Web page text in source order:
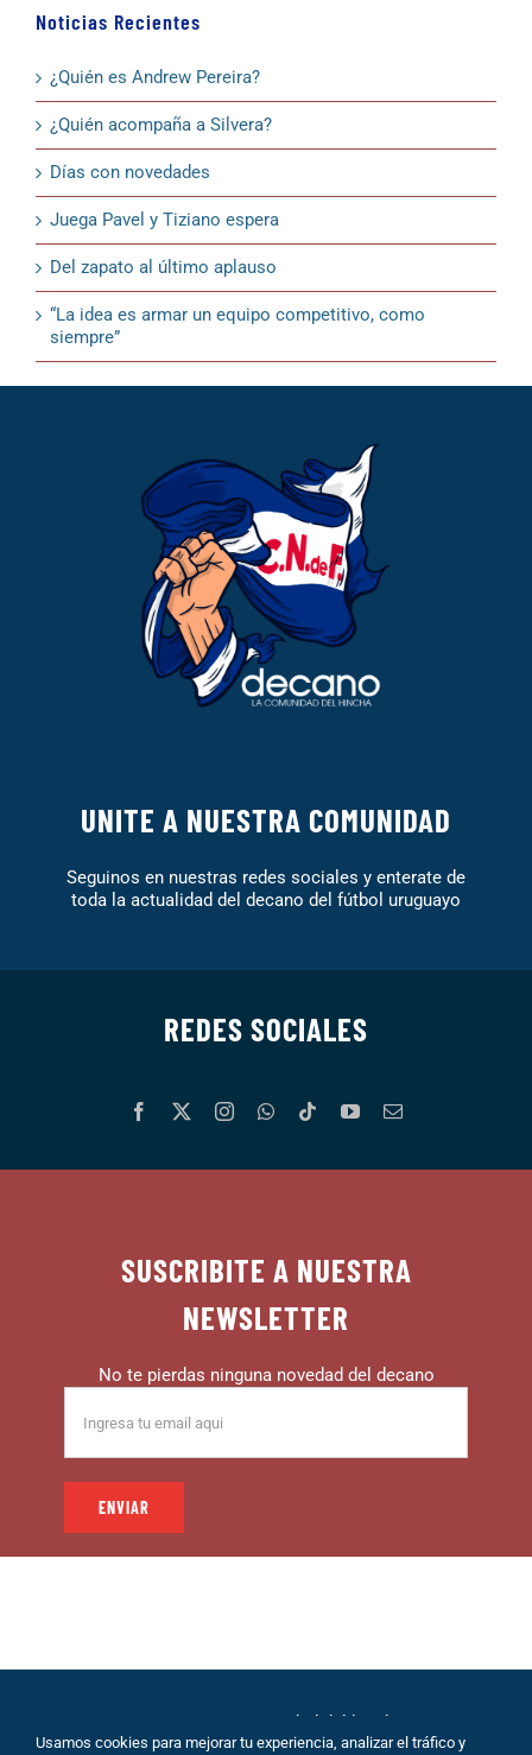
Noticias Recientes
¿Quién es Andrew Pereira?
¿Quién acompaña a Silvera?
Días con novedades
Juega Pavel y Tiziano espera
Del zapato al último aplauso
“La idea es armar un equipo competitivo, como
siempre”
UNITE A NUESTRA COMUNIDAD
Seguinos en nuestras redes sociales y enterate de
toda la actualidad del decano del fútbol uruguayo
REDES SOCIALES
SUSCRIBITE A NUESTRA
NEWSLETTER
No te pierdas ninguna novedad del decano
© 1999 – DECANO – La comunidad del hincha |
Desarrollo: Eolio |Políticas de Privacidad|Sobre
Usamos cookies para mejorar tu experiencia, analizar el tráfico y